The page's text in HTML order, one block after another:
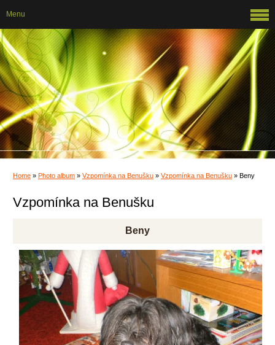
Home » Photo album » Vzpomínka na Benušku » Vzpomínka na Benušku » Beny
Vzpomínka na Benušku
Beny
Menu